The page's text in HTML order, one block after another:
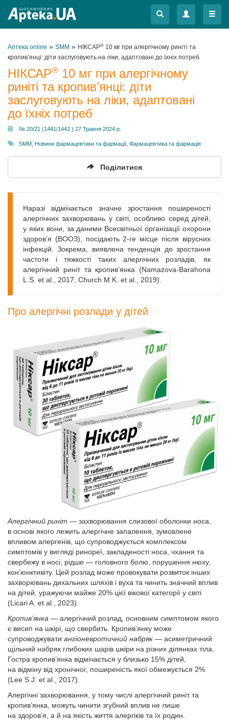
Меню
Меню
Аптека online » SMM » НІКСАР® 10 мг при алергічному риніті та
кропив’янці: діти заслуговують на ліки, адаптовані до їхніх потреб
НІКСАР® 10 мг при алергічному
риніті та кропив’янці: діти
заслуговують на ліки, адаптовані
до їхніх потреб
№ 20/21 (1441/1442 ) 27 Травня 2024 р.
SMM Новини фармацевтики та фармації Фармацевтика та фармація
Поділитися
Наразі відмічається значне зростання поширеності
алергічних захворювань у світі, особливо серед дітей,
у яких вони, за даними Всесвітньої організації охорони
здоров’я (ВООЗ), посідають 2-ге місце після вірусних
інфекцій. Зокрема, виявлена тенденція до зростання
частоти і тяжкості таких алергічних розладів, як
алергічний риніт та кропив’янка (Namazova-Barahona
L.S. еt al., 2017; Church M.K. еt al., 2019).
Про алергічні розлади у дітей
Алергічний риніт — захворювання слизової оболонки носа,
в основі якого лежить алергічне запалення, зумовлене
впливом алергенів, що супроводжується комплексом
симптомів у вигляді ринореї, закладеності носа, чхання та
свербежу в носі, рідше — головного болю, порушення нюху,
кон’юнктивіту. Цей розлад може провокувати розвиток інших
захворювань дихальних шляхів і вуха та чинить значний вплив
на дітей, уражуючи майже 20% цієї вікової категорії у світі
(Licari A. еt al., 2023).
Кропив’янка — алергічний розлад, основним симптомом якого
є висип на шкірі, що свербить. Кропив’янку може
супроводжувати ангіоневротичний набряк — асиметричний
щільний набряк глибоких шарів шкіри на різних ділянках тіла.
Гостра кропив’янка відмічається у близько 15% дітей,
на відміну від хронічної, поширеність якої обмежується 2%
(Lee S.J. еt al., 2017).
Алергічні захворювання, у тому числі алергічний риніт та
кропив’янка, можуть чинити згубний вплив не лише
на здоров’я, а й на якість життя алергіків та їх родин.